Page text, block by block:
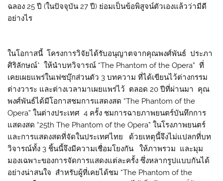
ฉลอง 25 ปี (ในปัจจุบัน 27 ปี) ย่อมเป็นข้อพิสูจน์ตัวเองแล้วว่ามีดี
อย่างไร
ในโอกาสนี้ โครงการวิจัยได้รับอนุญาตจากคุณพงศ์พันธ์ ประภา
ศิริลักษณ์* ให้นำบทวิจารณ์ “The Phantom of the Opera” ที่
เคยเผยแพร่ในเฟซบุ๊กส่วนตัว 3 บทความ ที่ได้เขียนไว้ต่างกรรม
ต่างวาระ และต่างเวลามาเผยแพร่ไว้ ตลอด 20 ปีที่ผ่านมา คุณ
พงศ์พันธ์ได้มีโอกาสชมการแสดงสด “The Phantom of the
Opera” ในต่างประเทศ 4 ครั้ง ชมการฉายภาพยนตร์บันทึกการ
แสดงสด “25th The Phantom of the Opera” ในโรงภาพยนตร์
และการแสดงสดที่จัดในประเทศไทย ด้วยเหตุนี้จึงไม่แปลกที่บท
วิจารณ์ทั้ง 3 ชิ้นนี้จึงมีความเชื่อมโยงกัน ให้ภาพรวม และมุม
มองเฉพาะของการจัดการแสดงแต่ละครั้ง ซึ่งหลากรูปแบบกันได้
อย่างน่าสนใจ สำหรับผู้ที่เคยได้ชม “The Phantom of the